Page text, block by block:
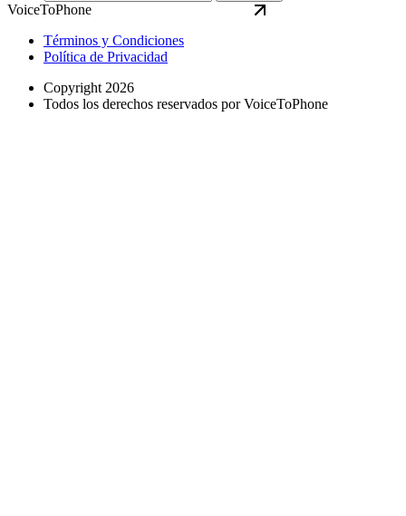
VoiceToPhone
Términos y Condiciones
Política de Privacidad
Copyright 2026
Todos los derechos reservados por VoiceToPhone